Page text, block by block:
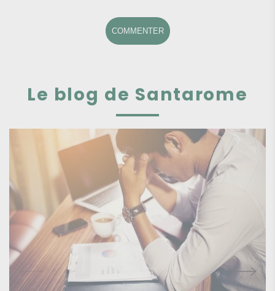
COMMENTER
Le blog de Santarome